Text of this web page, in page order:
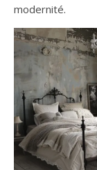
modernité.